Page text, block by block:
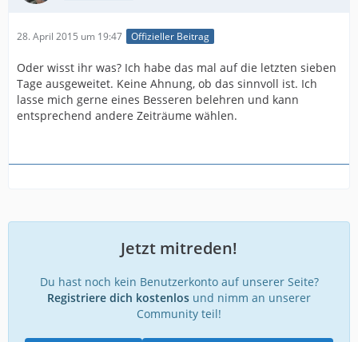
28. April 2015 um 19:47 Offizieller Beitrag
Oder wisst ihr was? Ich habe das mal auf die letzten sieben
Tage ausgeweitet. Keine Ahnung, ob das sinnvoll ist. Ich
lasse mich gerne eines Besseren belehren und kann
entsprechend andere Zeiträume wählen.
Jetzt mitreden!
Du hast noch kein Benutzerkonto auf unserer Seite?
Registriere dich kostenlos und nimm an unserer
Community teil!